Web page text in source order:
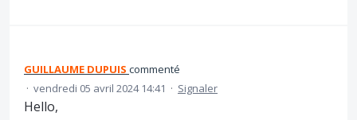
GUILLAUME DUPUIS commenté
· vendredi 05 avril 2024 14:41 · Signaler
Hello,